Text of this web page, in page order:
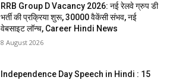
RRB Group D Vacancy 2026: नई रेलवे ग्रुप डी
भर्ती की प्रक्रिया शुरू, 30000 वैकेंसी संभव, नई
वेबसाइट लॉन्च, Career Hindi News
8 August 2026
Independence Day Speech in Hindi : 15